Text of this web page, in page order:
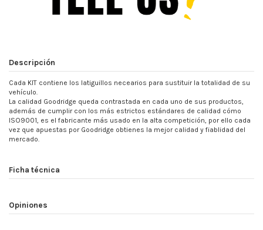
Descripción
Cada KIT contiene los latiguillos necearios para sustituir la totalidad de su
vehículo.
La calidad Goodridge queda contrastada en cada uno de sus productos,
además de cumplir con los más estrictos estándares de calidad cómo
ISO9001, es el fabricante más usado en la alta competición, por ello cada
vez que apuestas por Goodridge obtienes la mejor calidad y fiablidad del
mercado.
Ficha técnica
Opiniones